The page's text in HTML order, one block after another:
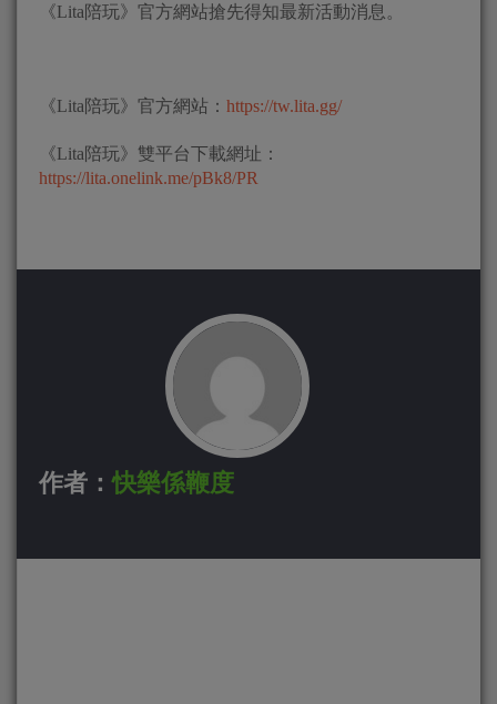
《Lita陪玩》官方網站搶先得知最新活動消息。
《Lita陪玩》官方網站： https://tw.lita.gg/
《Lita陪玩》雙平台下載網址：
https://lita.onelink.me/pBk8/PR
作者：快樂係鞭度